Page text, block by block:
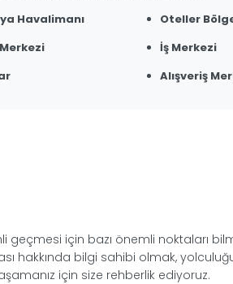
Havalimanı
Oteller
İş Merkezi
Alışveriş
için bazı önemli noktaları
hakkında bilgi sahibi olmak,
için size rehberlik ediyoruz.